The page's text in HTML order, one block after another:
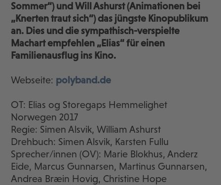
Sommer“) und Will Ashurst (Animationen bei
„Knerten traut sich“) das jüngste Kinopublikum
an. Dies und die sympathisch-verspielte
Machart empfehlen „Elias“ für einen
Familienausflug ins Kino.
Webseite: polyband.de
OT: Elias og Storegaps Hemmelighet
Norwegen 2017
Regie: Simen Alsvik, William Ashurst
Drehbuch: Simen Alsvik, Karsten Fullu
Sprecher/innen (OV): Marie Blokhus, Anderz
Eide, Marcus Gunnarsen, Martinus Gunnarsen,
Andrea Bræin Hovig, Christine Hope